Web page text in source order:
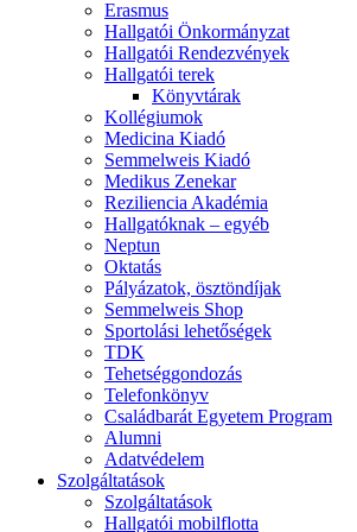
Erasmus
Hallgatói Önkormányzat
Hallgatói Rendezvények
Hallgatói terek
Könyvtárak
Kollégiumok
Medicina Kiadó
Semmelweis Kiadó
Medikus Zenekar
Reziliencia Akadémia
Hallgatóknak – egyéb
Neptun
Oktatás
Pályázatok, ösztöndíjak
Semmelweis Shop
Sportolási lehetőségek
TDK
Tehetséggondozás
Telefonkönyv
Családbarát Egyetem Program
Alumni
Adatvédelem
Szolgáltatások
Szolgáltatások
Hallgatói mobilflotta